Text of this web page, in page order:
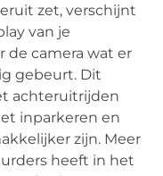
zet, verschijnt
van je
de camera wat er
gebeurt. Dit
achteruitrijden
inparkeren en
zijn. Meer
heeft in het